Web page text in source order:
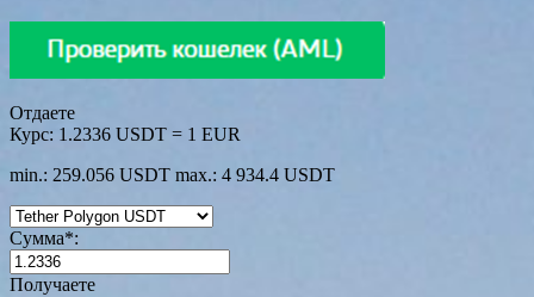
Отдаете
Курс: 1.2336 USDT = 1 EUR
min.: 259.056 USDT max.: 4 934.4 USDT
Сумма*:
Получаете